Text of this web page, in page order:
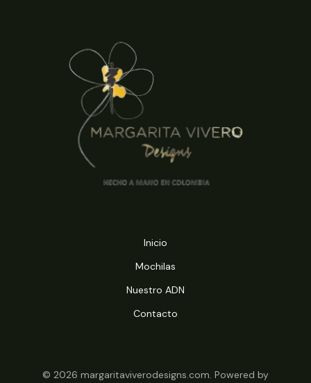
Inicio
Mochilas
Nuestro ADN
Contacto
© 2026 margaritaviverodesigns.com. Powered by